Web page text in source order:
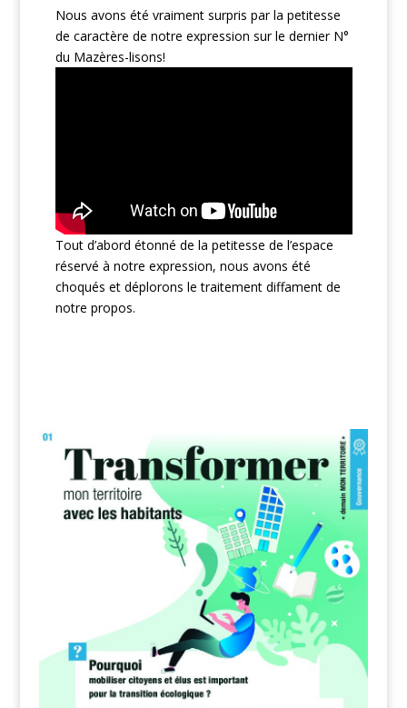
Nous avons été vraiment surpris par la petitesse
de caractère de notre expression sur le dernier N°
du Mazères-lisons!
Tout d’abord étonné de la petitesse de l’espace
réservé à notre expression, nous avons été
choqués et déplorons le traitement diffament de
notre propos.